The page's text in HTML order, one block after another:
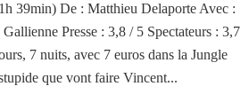
39min) De : Matthieu Delaporte Avec :
Presse : 3,8 / 5 Spectateurs : 3,7
7 nuits, avec 7 euros dans la Jungle
que vont faire Vincent...